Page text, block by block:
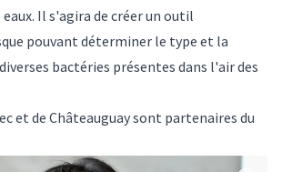
Il s'agira de créer un outil
pouvant déterminer le type et la
bactéries présentes dans l'air des
et de Châteauguay sont partenaires du